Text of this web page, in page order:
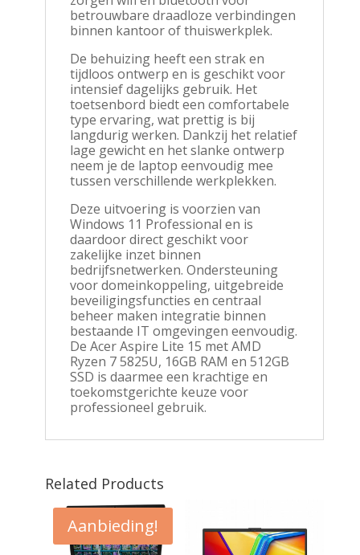
betrouwbare draadloze verbindingen
binnen kantoor of thuiswerkplek.
De behuizing heeft een strak en
tijdloos ontwerp en is geschikt voor
intensief dagelijks gebruik. Het
toetsenbord biedt een comfortabele
type ervaring, wat prettig is bij
langdurig werken. Dankzij het relatief
lage gewicht en het slanke ontwerp
neem je de laptop eenvoudig mee
tussen verschillende werkplekken.
Deze uitvoering is voorzien van
Windows 11 Professional en is
daardoor direct geschikt voor
zakelijke inzet binnen
bedrijfsnetwerken. Ondersteuning
voor domeinkoppeling, uitgebreide
beveiligingsfuncties en centraal
beheer maken integratie binnen
bestaande IT omgevingen eenvoudig.
De Acer Aspire Lite 15 met AMD
Ryzen 7 5825U, 16GB RAM en 512GB
SSD is daarmee een krachtige en
toekomstgerichte keuze voor
professioneel gebruik.
Related Products
Aanbieding!